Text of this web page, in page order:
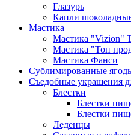
Глазурь
Капли
Мастика
Мастика "Vizion"
Мастика "Топ
Мастика Фанси
Сублимированные
Съедобные украшения
Блестки
Блестки
Блестки
Леденцы